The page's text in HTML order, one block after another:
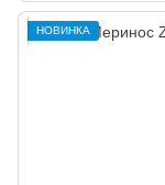
НОВИНКА